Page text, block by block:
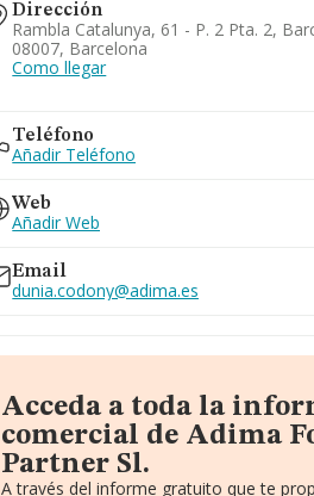
Dirección
Rambla Catalunya, 61 - P. 2 Pta. 2,
08007, Barcelona
Como llegar
Teléfono
Añadir Teléfono
Web
Añadir Web
Email
dunia.codony@adima.es
Acceda a toda la
comercial de Adima
Partner Sl.
A través del informe gratuito que te